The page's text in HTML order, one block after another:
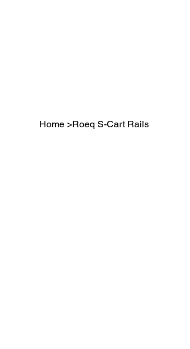
Home >Roeq S-Cart Rails